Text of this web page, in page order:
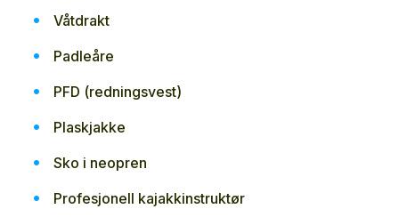
Våtdrakt
Padleåre
PFD (redningsvest)
Plaskjakke
Sko i neopren
Profesjonell kajakkinstruktør